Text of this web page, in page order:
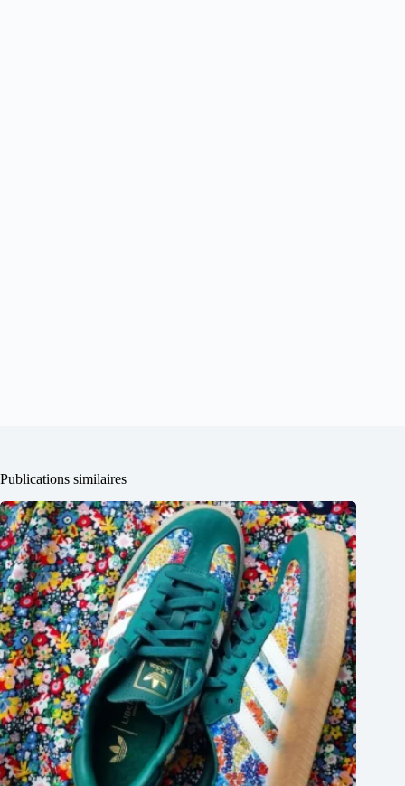
Publications similaires